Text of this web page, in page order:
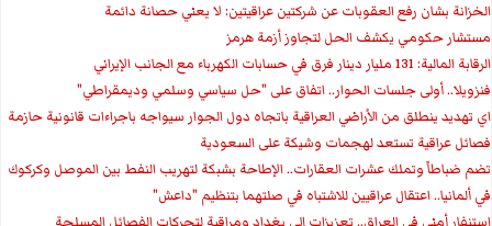
الخزانة بشان رفع العقوبات عن شركتين عراقيتين: لا يعني حصانة دائمة
مستشار حكومي يكشف الحل لتجاوز أزمة هرمز
الرقابة المالية: 131 مليار دينار فرق في حسابات الكهرباء مع الجانب الإيراني
فنزويلا.. أولى جلسات الحوار.. اتفاق على "حل سياسي وسلمي وديمقراطي"
اي تهديد ينطلق من الأراضي العراقية باتجاه دول الجوار سيواجه باجراءات قانونية حازمة
فصائل عراقية تستعد لهجمات وشيكة على السعودية
تضم ضباطاً وتملك عشرات العقارات.. الإطاحة بشبكة لتهريب النفط بين الموصل وكركوك
في ألمانيا.. اعتقال عراقيين للاشتباه في صلتهما بتنظيم "داعش"